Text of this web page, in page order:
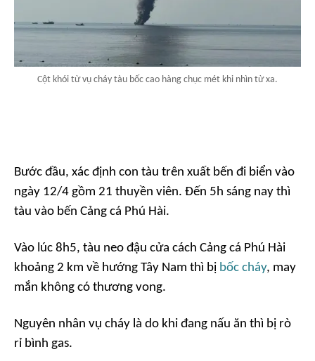
Cột khói từ vụ cháy tàu bốc cao hàng chục mét khi nhìn từ xa.
Bước đầu, xác định con tàu trên xuất bến đi biển vào
ngày 12/4 gồm 21 thuyền viên. Đến 5h sáng nay thì
tàu vào bến Cảng cá Phú Hài.
Vào lúc 8h5, tàu neo đậu cửa cách Cảng cá Phú Hài
khoảng 2 km về hướng Tây Nam thì bị bốc cháy, may
mắn không có thương vong.
Nguyên nhân vụ cháy là do khi đang nấu ăn thì bị rò
rỉ bình gas.